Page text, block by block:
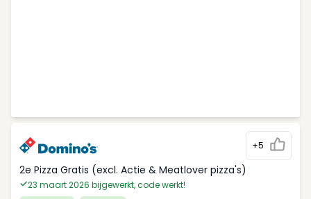
+5
2e Pizza Gratis (excl. Actie & Meatlover pizza's)
23 maart 2026 bijgewerkt, code werkt!